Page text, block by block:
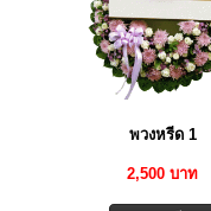
พวงหรีด 1
2,500 บาท